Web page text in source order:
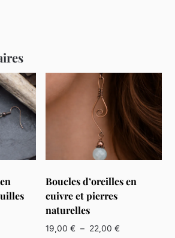
Boucles d’oreilles en
cuivre et pierres
naturelles
19,00€ – 22,00€